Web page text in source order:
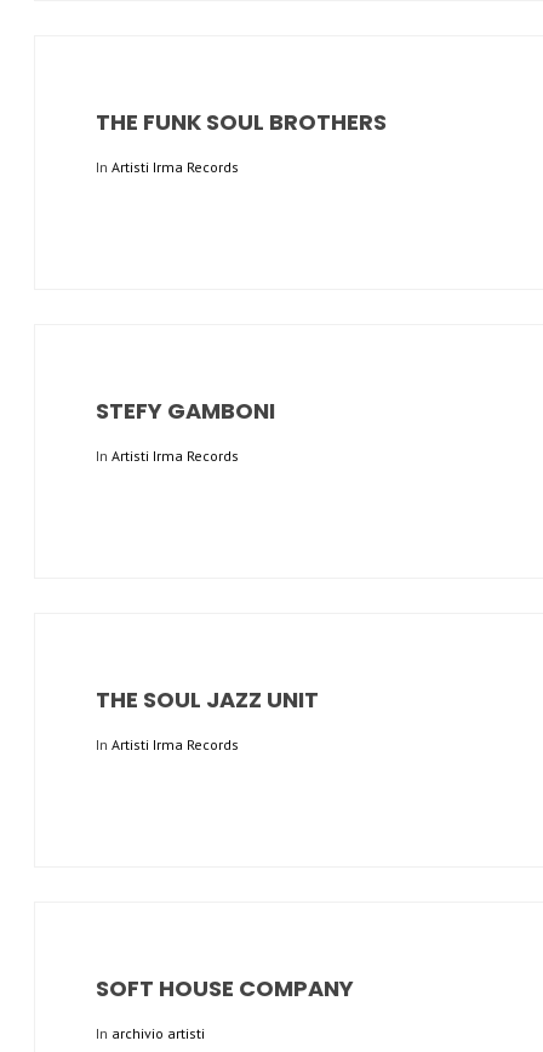
THE FUNK SOUL BROTHERS
In Artisti Irma Records
STEFY GAMBONI
In Artisti Irma Records
THE SOUL JAZZ UNIT
In Artisti Irma Records
SOFT HOUSE COMPANY
In archivio artisti